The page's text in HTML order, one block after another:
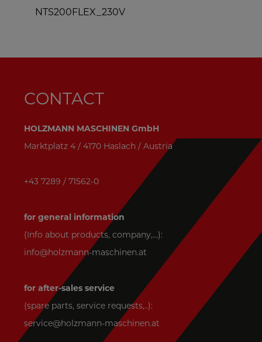
NTS200FLEX_230V
CONTACT
HOLZMANN MASCHINEN GmbH
Marktplatz 4 / 4170 Haslach / Austria
+43 7289 / 71562-0
for general information
(Info about products, company,...):
info@holzmann-maschinen.at
for after-sales service
(spare parts, service requests,..):
service@holzmann-maschinen.at